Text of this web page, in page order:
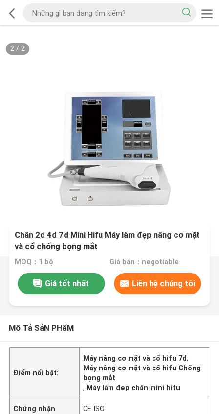
2/ 2
Chân 2d 4d 7d Mini Hifu Máy làm đẹp nâng cơ mặt
và cổ chống bọng mắt
MOQ：1 bộ Giá bán：negotiable
Giá tốt nhất Liên hệ chúng tôi
Mô Tả SảN PHẩM
Điểm nổi bật:
Máy nâng cơ mặt và cổ hifu 7d,
Máy nâng cơ mặt và cổ hifu Chống
bọng mắt
, Máy làm đẹp chân mini hifu
Chứng nhận CE ISO